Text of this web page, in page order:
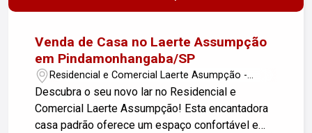
Venda de Casa no Laerte Assumpção
em Pindamonhangaba/SP
Residencial e Comercial Laerte Asumpção -
Pindamonhangaba/SP
Descubra o seu novo lar no Residencial e
Comercial Laerte Assumpção! Esta encantadora
casa padrão oferece um espaço confortável e